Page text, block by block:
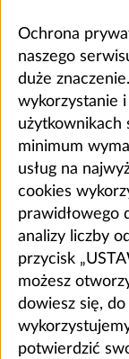
Ochrona
naszego
duże
wykorzystanie
użytkownikach
minimum
usług na
cookies
prawidłowego
analizy liczby
przycisk
możesz
dowiesz się,
potwierdzić